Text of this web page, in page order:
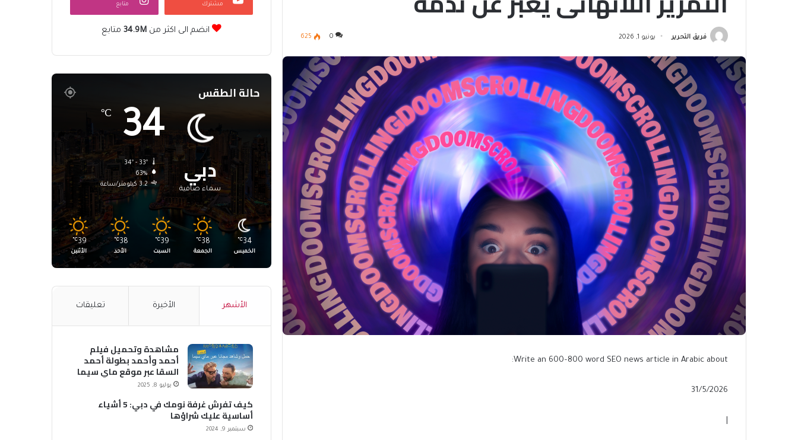
فريق التحرير يونيو 1, 2026 0
625
Write an 600–800 word SEO news article in Arabic about:
Published
31/5/2026
مشترك متابع
انضم الى اكثر من34.9M متابع
حالة الطقس
دبي
سماء صافية
34
℃
34º - 33º
63%
3.2 كيلومتر/ساعة
34
℃
الخميس
38
℃
الجمعة
39
℃
السبت
38
℃
الأحد
39
℃
الأثنين
الأشهر الأخيرة تعليقات
مشاهدة وتحميل فيلم
أحمد وأحمد بطولة أحمد
السقا عبر موقع ماي سيما
MyCima (وي سيما WeCima)
يوليو 8, 2025
كيف تفرش غرفة نومك في دبي: 5 أشياء
أساسية عليك شراؤها
سبتمبر 9, 2024